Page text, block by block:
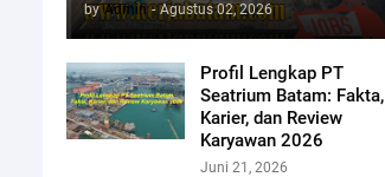
by Admin - Agustus 02, 2026
Profil Lengkap PT
Seatrium Batam: Fakta,
Karier, dan Review
Karyawan 2026
Juni 21, 2026